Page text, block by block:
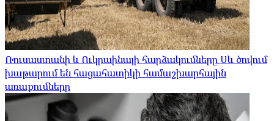
Ռուսաստանի և Ուկրաինայի հարձակումները Սև ծովում
խաթարում են հացահատիկի համաշխարհային
առաքումները